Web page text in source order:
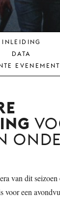
DE
MUNT
INLEIDING
DATA
van dit seizoen
voor een